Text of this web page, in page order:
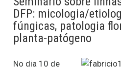
DFP: micologia/
fúngicas, patologia
planta-patógeno
No dia 10 de